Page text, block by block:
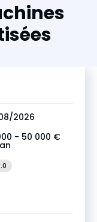
2026
- 50 000 €